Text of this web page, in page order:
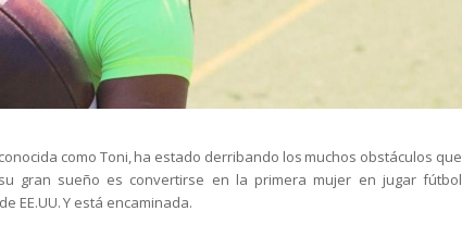
como Toni, ha estado derribando los muchos obstáculos que
gran sueño es convertirse en la primera mujer en jugar fútbol
EE.UU. Y está encaminada.